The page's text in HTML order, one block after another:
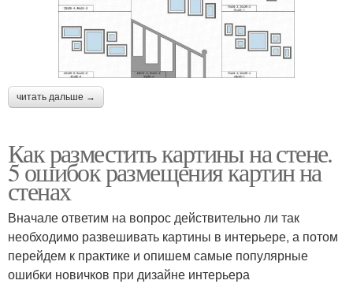
читать дальше →
Как разместить картины на стене.
5 ошибок размещения картин на
стенах
Вначале ответим на вопрос действительно ли так
необходимо развешивать картины в интерьере, а потом
перейдем к практике и опишем самые популярные
ошибки новичков при дизайне интерьера